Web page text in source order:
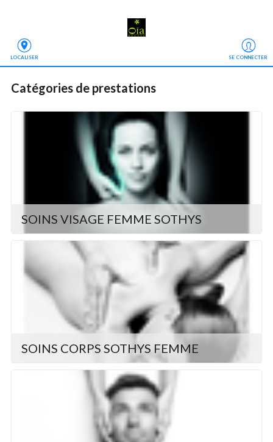
LOCALISER SE CONNECTER
Catégories de prestations
SOINS VISAGE FEMME SOTHYS
SOINS CORPS SOTHYS FEMME